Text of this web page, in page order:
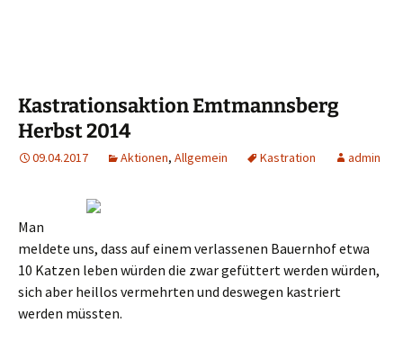
Kastrationsaktion Emtmannsberg
Herbst 2014
09.04.2017 Aktionen, Allgemein Kastration admin
Man
meldete uns, dass auf einem verlassenen Bauernhof etwa
10 Katzen leben würden die zwar gefüttert werden würden,
sich aber heillos vermehrten und deswegen kastriert
werden müssten.